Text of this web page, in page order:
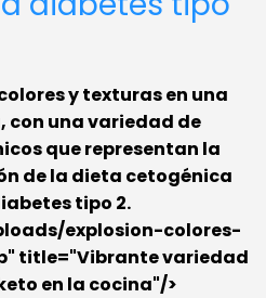
explosion-colores-
title="Vibrante variedad
en la cocina"/>